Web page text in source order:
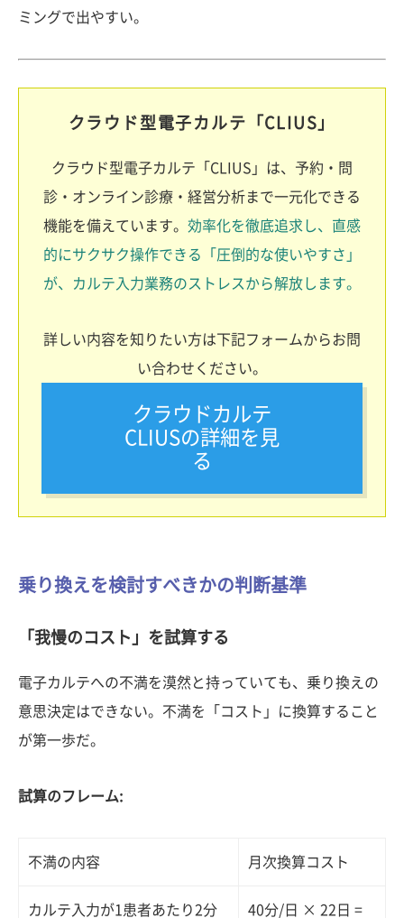
ミングで出やすい。
クラウド型電子カルテ「CLIUS」
クラウド型電子カルテ「CLIUS」は、予約・問
診・オンライン診療・経営分析まで一元化できる
機能を備えています。 効率化を徹底追求し、直感
的にサクサク操作できる「圧倒的な使いやすさ」
が、カルテ入力業務のストレスから解放します。
詳しい内容を知りたい方は下記フォームからお問
い合わせください。
クラウドカルテ
CLIUSの詳細を見
る
乗り換えを検討すべきかの判断基準
「我慢のコスト」を試算する
電子カルテへの不満を漠然と持っていても、乗り換えの
意思決定はできない。不満を「コスト」に換算すること
が第一歩だ。
試算のフレーム:
不満の内容 月次換算コスト
カルテ入力が1患者あたり2分
40分/日 × 22日 =